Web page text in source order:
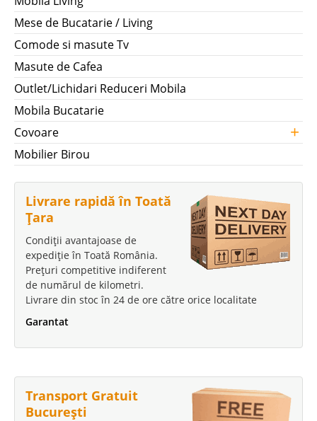
Mese de Bucatarie / Living
Comode si masute Tv
Masute de Cafea
Outlet/Lichidari Reduceri Mobila
Mobila Bucatarie
Covoare
+
Mobilier Birou
Livrare rapidă în Toată
Țara
Condiții avantajoase de
expediție în Toată România.
Prețuri competitive indiferent
de numărul de kilometri.
Livrare din stoc în 24 de ore către orice localitate
Garantat
Transport Gratuit
București